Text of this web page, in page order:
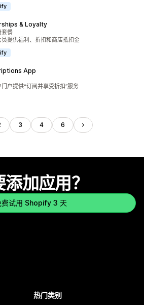
& Loyalty
套餐
提供福利、折扣和商店抵扣金
App
户提供“订阅并享受折扣”服务
3 4 6
加应用？
费试用 Shopify 3 天
热门类别